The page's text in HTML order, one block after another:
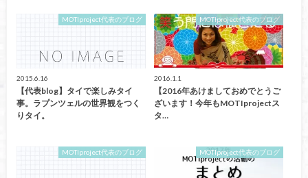
MOTIproject代表のブログ
2015.6.16
【代表blog】タイで楽しみタイ
事。ラプンツェルの世界観をつく
りタイ。
MOTIproject代表のブログ
2016.1.1
【2016年あけましておめでとうご
ざいます！今年もMOTIprojectス
タ…
MOTIproject代表のブログ MOTIproject代表のブログ